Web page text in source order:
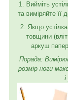
1. Вийміть
та виміряйте її
2. Якщо
товщини
аркуш
Порада:
розмір ноги